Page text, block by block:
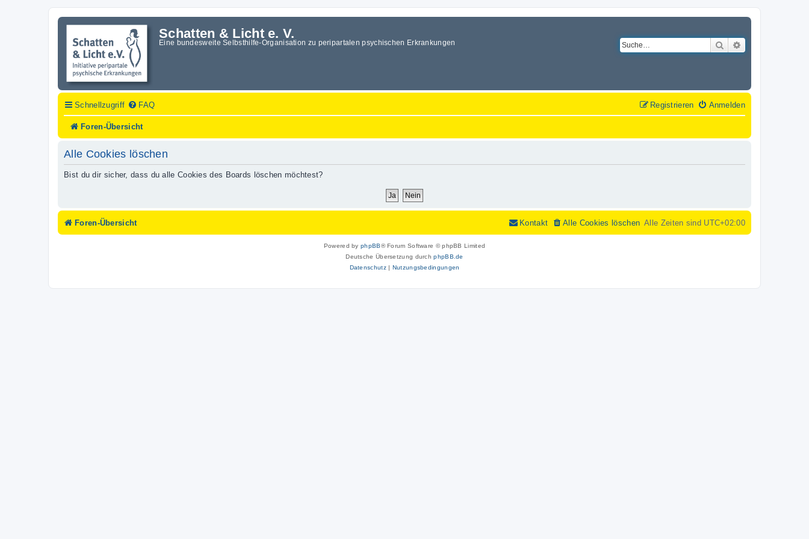
Schatten & Licht e. V.
Eine bundesweite Selbsthilfe-Organisation zu peripartalen psychischen Erkrankungen Suche
Schnellzugriff FAQ Anmelden
Registrieren
Foren-Übersicht
Alle Cookies löschen
Bist du dir sicher, dass du alle Cookies des Boards löschen möchtest?
Foren-Übersicht Alle Zeiten sind UTC+02:00
Alle Cookies löschen
Kontakt
Powered byphpBB® Forum Software © phpBB Limited
Deutsche Übersetzung durchphpBB.de
Datenschutz| Nutzungsbedingungen